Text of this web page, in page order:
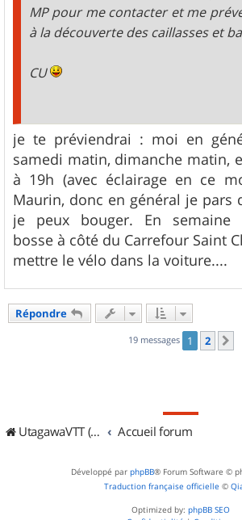
MP pour me contacter et me
à la découverte des caillasses et
CU
je te préviendrai : moi en
samedi matin, dimanche matin,
à 19h (avec éclairage en ce
Maurin, donc en général je pars
je peux bouger. En semaine
bosse à côté du Carrefour Saint
mettre le vélo dans la voiture....
Répondre
19 messages 1 2
UtagawaVTT (Randos VTT et VTTAE avec traces GPS) Accueil forum
Développé par phpBB® Forum Software ©
Traduction française officielle ©
Optimized by: phpBB SEO